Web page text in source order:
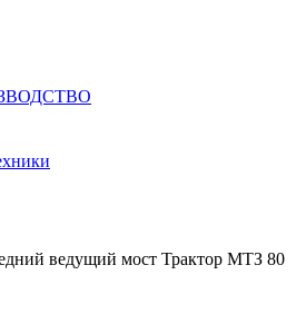
ведущий мост Трактор МТЗ 80